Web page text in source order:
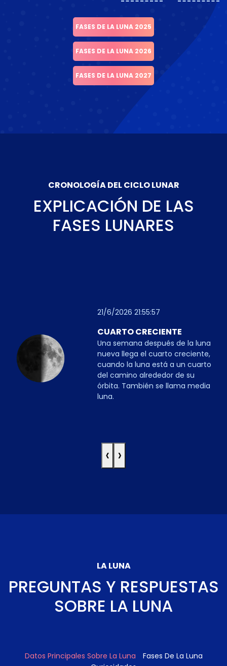
FASES DE LA LUNA 2025
FASES DE LA LUNA 2026
FASES DE LA LUNA 2027
CRONOLOGÍA DEL CICLO LUNAR
EXPLICACIÓN DE LAS
FASES LUNARES
21/6/2026 21:55:57
CUARTO CRECIENTE
Una semana después de la luna
nueva llega el cuarto creciente,
cuando la luna está a un cuarto
del camino alrededor de su
órbita. También se llama media
luna.
‹ ›
LA LUNA
PREGUNTAS Y RESPUESTAS
SOBRE LA LUNA
Datos Principales Sobre La Luna
Fases De La Luna